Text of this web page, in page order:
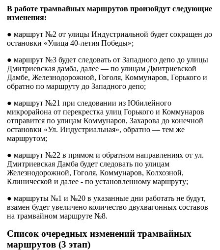
В работе трамвайных маршрутов произойдут следующие
изменения:
● маршрут №2 от улицы Индустриальной будет сокращен до
остановки «Улица 40-летия Победы»;
● маршрут №3 будет следовать от Западного депо до улицы
Дмитриевская дамба, далее — по улицам Дмитриевской
Дамбе, Железнодорожной, Гоголя, Коммунаров, Горького и
обратно по маршруту до Западного депо;
● маршрут №21 при следовании из Юбилейного
микрорайона от перекрестка улиц Горького и Коммунаров
отправится по улицам Коммунаров, Захарова до конечной
остановки «Ул. Индустриальная», обратно — тем же
маршрутом;
● маршрут №22 в прямом и обратном направлениях от ул.
Дмитриевская Дамба будет следовать по улицам
Железнодорожной, Гоголя, Коммунаров, Колхозной,
Клинической и далее - по установленному маршруту;
● маршруты №1 и №20 в указанные дни работать не будут,
взамен будет увеличено количество двухвагонных составов
на трамвайном маршруте №8.
Список очередных изменений трамвайных
маршрутов (3 этап)